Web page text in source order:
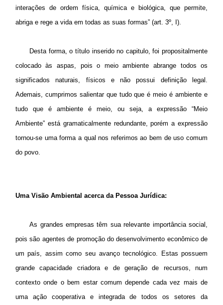
interações de ordem física, química e biológica, que permite,
abriga e rege a vida em todas as suas formas” (art. 3º, I).
Desta forma, o título inserido no capitulo, foi propositalmente
colocado às aspas, pois o meio ambiente abrange todos os
significados naturais, físicos e não possui definição legal.
Ademais, cumprimos salientar que tudo que é meio é ambiente e
tudo que é ambiente é meio, ou seja, a expressão “Meio
Ambiente” está gramaticalmente redundante, porém a expressão
tornou-se uma forma a qual nos referimos ao bem de uso comum
do povo.
Uma Visão Ambiental acerca da Pessoa Jurídica:
As grandes empresas têm sua relevante importância social,
pois são agentes de promoção do desenvolvimento econômico de
um país, assimcomo seu avanço tecnológico. Estas possuem
grande capacidade criadora e de geração de recursos, num
contexto onde o bem estar comum depende cada vez mais de
uma ação cooperativa e integrada de todos os setores da